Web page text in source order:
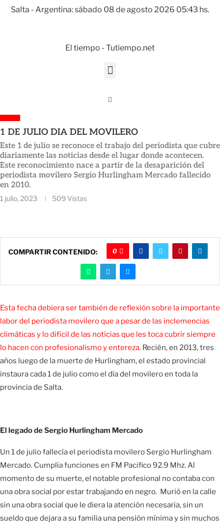
Salta - Argentina: sábado 08 de agosto 2026 05:43 hs.
El tiempo - Tutiempo.net
1 DE JULIO DIA DEL MOVILERO
Este 1 de julio se reconoce el trabajo del periodista que cubre
diariamente las noticias desde el lugar donde acontecen.
Este reconocimiento nace a partir de la desaparición del
periodista movilero Sergio Hurlingham Mercado fallecido
en 2010.
1 julio, 2023 509 Vistas
COMPARTIR CONTENIDO: 0
Esta fecha debiera ser también de reflexión sobre la importante
labor del periodista movilero que a pesar de las inclemencias
climáticas y lo difícil de las noticias que les toca cubrir siempre
lo hacen con profesionalismo y entereza. Recién, en 2013, tres
años luego de la muerte de Hurlingham, el estado provincial
instaura cada 1 de julio como el día del movilero en toda la
provincia de Salta.
El legado de Sergio Hurlingham Mercado
Un 1 de julio fallecía el periodista movilero Sergio Hurlingham
Mercado. Cumplía funciones en FM Pacifico 92.9 Mhz. Al
momento de su muerte, el notable profesional no contaba con
una obra social por estar trabajando en negro. Murió en la calle
sin una obra social que le diera la atención necesaria, sin un
sueldo que dejara a su familia una pensión mínima y sin muchos